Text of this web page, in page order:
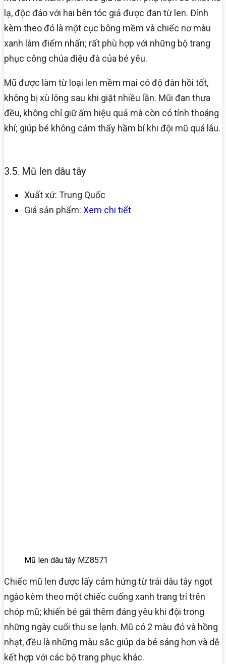
lạ, độc đáo với hai bên tóc giả được đan từ len. Đính
kèm theo đó là một cục bông mềm và chiếc nơ màu
xanh làm điểm nhấn; rất phù hợp với những bộ trang
phục công chúa điệu đà của bé yêu.
Mũ được làm từ loại len mềm mại có độ đàn hồi tốt,
không bị xù lông sau khi giặt nhiều lần. Mũi đan thưa
đều, không chỉ giữ ấm hiệu quả mà còn có tính thoáng
khí; giúp bé không cảm thấy hầm bí khi đội mũ quá lâu.
3.5. Mũ len dâu tây
Xuất xứ: Trung Quốc
Giá sản phẩm: Xem chi tiết
Mũ len dâu tây MZ8571
Chiếc mũ len được lấy cảm hứng từ trái dâu tây ngọt
ngào kèm theo một chiếc cuống xanh trang trí trên
chóp mũ; khiến bé gái thêm đáng yêu khi đội trong
những ngày cuối thu se lạnh. Mũ có 2 màu đỏ và hồng
nhạt, đều là những màu sắc giúp da bé sáng hơn và dễ
kết hợp với các bộ trang phục khác.